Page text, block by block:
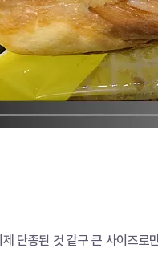
단종된 것 같구 큰 사이즈로